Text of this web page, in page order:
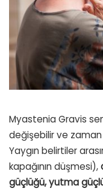
Myastenia Gravis
değişebilir ve
Yaygın belirtiler
kapağının düşmesi),
güçlüğü, yutma